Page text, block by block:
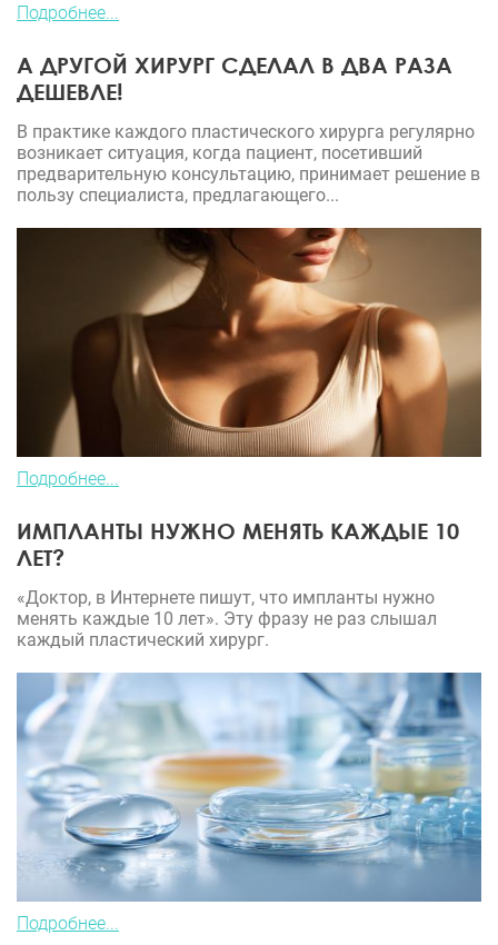
Подробнее...
А ДРУГОЙ ХИРУРГ СДЕЛАЛ В ДВА РАЗА
ДЕШЕВЛЕ!
В практике каждого пластического хирурга регулярно
возникает ситуация, когда пациент, посетивший
предварительную консультацию, принимает решение в
пользу специалиста, предлагающего...
Подробнее...
ИМПЛАНТЫ НУЖНО МЕНЯТЬ КАЖДЫЕ 10
ЛЕТ?
«Доктор, в Интернете пишут, что импланты нужно
менять каждые 10 лет». Эту фразу не раз слышал
каждый пластический хирург.
Подробнее...